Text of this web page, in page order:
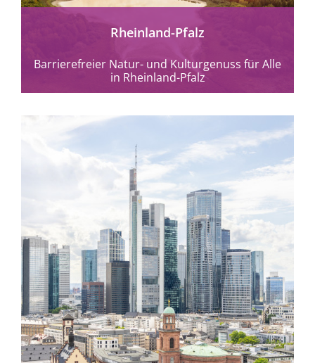
Rheinland-Pfalz
Barrierefreier Natur- und Kulturgenuss für Alle
in Rheinland-Pfalz
mehr erfahren